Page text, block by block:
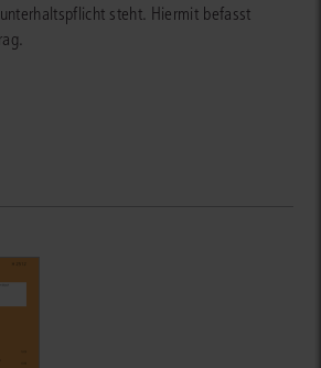
steht. Hiermit befasst